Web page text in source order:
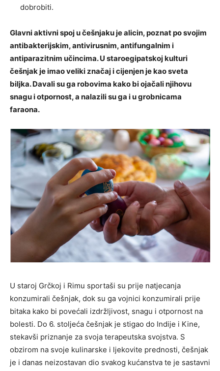
dobrobiti.
Glavni aktivni spoj u češnjaku je alicin, poznat po svojim
antibakterijskim, antivirusnim, antifungalnim i
antiparazitnim učincima. U staroegipatskoj kulturi
češnjak je imao veliki značaj i cijenjen je kao sveta
biljka. Davali su ga robovima kako bi ojačali njihovu
snagu i otpornost, a nalazili su ga i u grobnicama
faraona.
U staroj Grčkoj i Rimu sportaši su prije natjecanja
konzumirali češnjak, dok su ga vojnici konzumirali prije
bitaka kako bi povećali izdržljivost, snagu i otpornost na
bolesti. Do 6. stoljeća češnjak je stigao do Indije i Kine,
stekavši priznanje za svoja terapeutska svojstva. S
obzirom na svoje kulinarske i ljekovite prednosti, češnjak
je i danas neizostavan dio svakog kućanstva te je sastavni